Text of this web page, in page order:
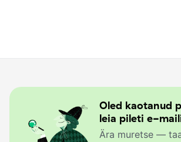
Oled kaotanud
leia pileti e-
Ära muretse —